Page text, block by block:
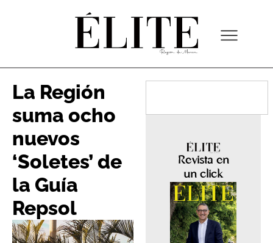
La Región
suma ocho
nuevos
‘Soletes’ de
la Guía
Repsol
Revista en
un click